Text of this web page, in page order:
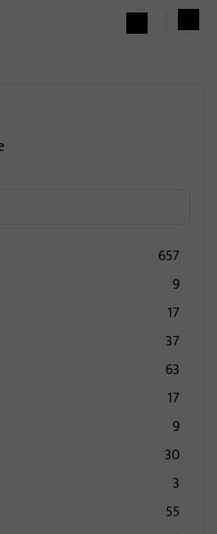
657
9
17
37
63
17
9
30
3
55